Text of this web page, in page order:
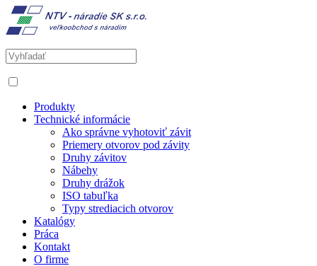
Produkty
Technické informácie
Ako správne vyhotoviť závit
Priemery otvorov pod závity
Druhy závitov
Nábehy
Druhy drážok
ISO tabuľka
Typy strediacich otvorov
Katalógy
Práca
Kontakt
O firme